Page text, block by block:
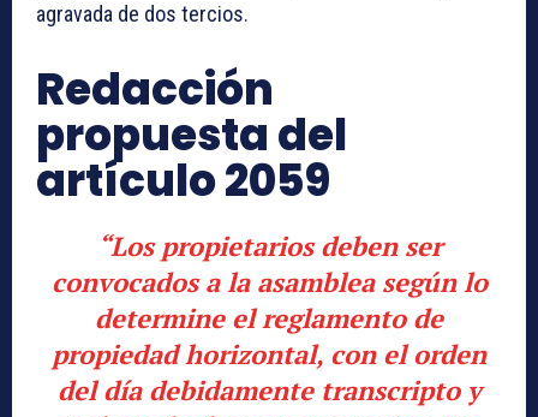
agravada de dos tercios.
Redacción
propuesta del
artículo 2059
“Los propietarios deben ser
convocados a la asamblea según lo
determine el reglamento de
propiedad horizontal, con el orden
del día debidamente transcripto y